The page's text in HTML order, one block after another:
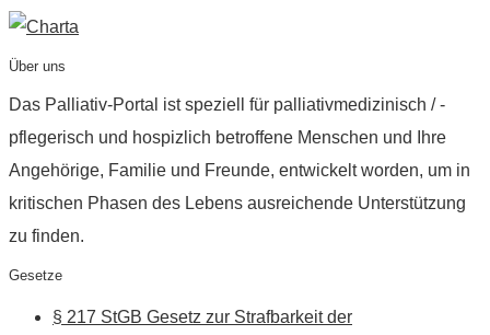
Über uns
Das Palliativ-Portal ist speziell für palliativmedizinisch / -
pflegerisch und hospizlich betroffene Menschen und Ihre
Angehörige, Familie und Freunde, entwickelt worden, um in
kritischen Phasen des Lebens ausreichende Unterstützung
zu finden.
Gesetze
§ 217 StGB Gesetz zur Strafbarkeit der